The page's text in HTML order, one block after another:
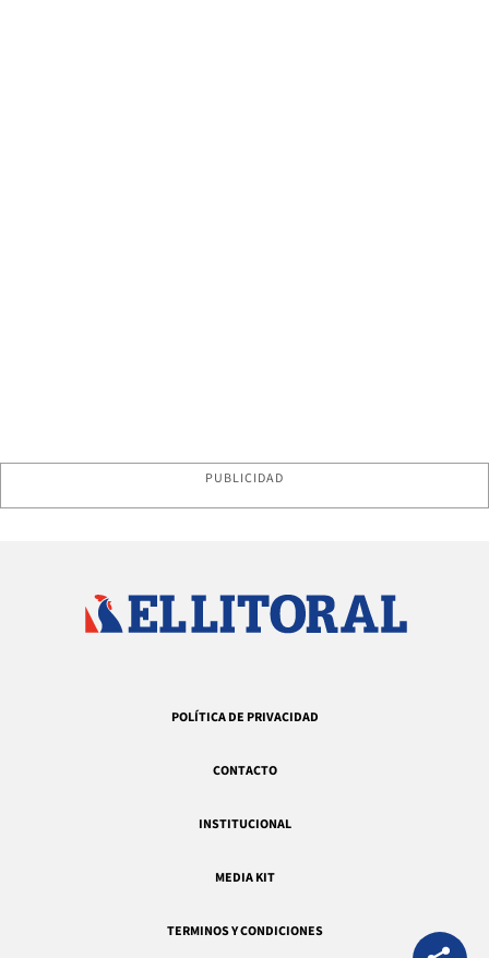
PUBLICIDAD
POLÍTICA DE PRIVACIDAD
CONTACTO
INSTITUCIONAL
MEDIA KIT
TERMINOS Y CONDICIONES